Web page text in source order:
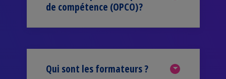
de compétence (OPCO)?
Qui sont les formateurs ?